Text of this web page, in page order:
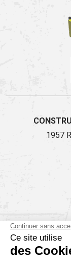
1957